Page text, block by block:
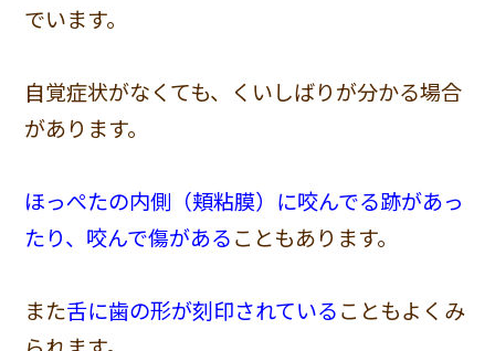
でいます。
自覚症状がなくても、くいしばりが分かる場合
があります。
ほっぺたの内側（頬粘膜）に咬んでる跡があっ
たり、咬んで傷があることもあります。
また舌に歯の形が刻印されていることもよくみ